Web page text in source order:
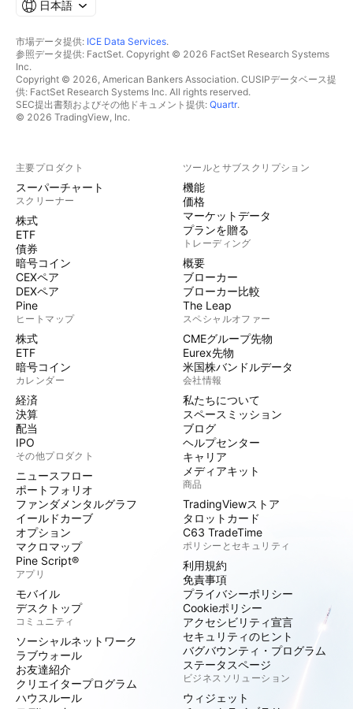
日本語
市場データ提供: ICE Data Services.
参照データ提供: FactSet. Copyright © 2026 FactSet Research Systems
Inc.
Copyright © 2026, American Bankers Association. CUSIPデータベース提
供: FactSet Research Systems Inc. All rights reserved.
SEC提出書類およびその他ドキュメント提供: Quartr.
© 2026 TradingView, Inc.
主要プロダクト
スーパーチャート
スクリーナー
株式
ETF
債券
暗号コイン
CEXペア
DEXペア
Pine
ヒートマップ
株式
ETF
暗号コイン
カレンダー
経済
決算
配当
IPO
その他プロダクト
ニュースフロー
ポートフォリオ
ファンダメンタルグラフ
イールドカーブ
オプション
マクロマップ
Pine Script®
アプリ
モバイル
デスクトップ
コミュニティ
ソーシャルネットワーク
ラブウォール
お友達紹介
クリエイタープログラム
ハウスルール
ツールとサブスクリプション
機能
価格
マーケットデータ
プランを贈る
トレーディング
概要
ブローカー
ブローカー比較
The Leap
スペシャルオファー
CMEグループ先物
Eurex先物
米国株バンドルデータ
会社情報
私たちについて
スペースミッション
ブログ
ヘルプセンター
キャリア
メディアキット
商品
TradingViewストア
タロットカード
C63 TradeTime
ポリシーとセキュリティ
利用規約
免責事項
プライバシーポリシー
Cookieポリシー
アクセシビリティ宣言
セキュリティのヒント
バグバウンティ・プログラム
ステータスページ
ビジネスソリューション
ウィジェット